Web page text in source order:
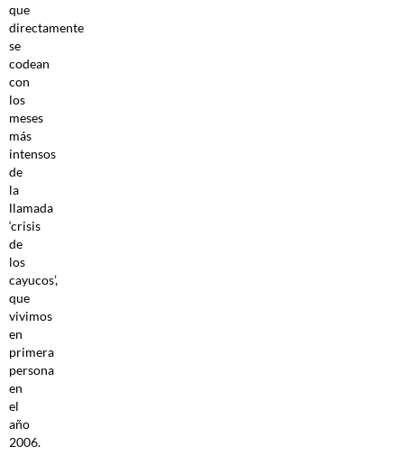
que
directamente
se
codean
con
los
meses
más
intensos
de
la
llamada
‘crisis
de
los
cayucos’,
que
vivimos
en
primera
persona
en
el
año
2006.